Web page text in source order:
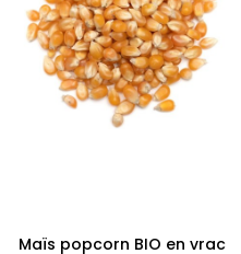
Maïs popcorn BIO en vrac